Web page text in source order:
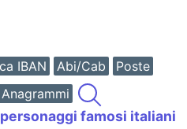
IBAN Abi/Cab
Poste
Anagrammi
famosi italiani